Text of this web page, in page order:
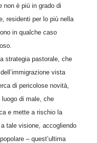
non è più in grado di
residenti per lo più nella
in qualche caso
strategia pastorale, che
vista
di pericolose novità,
di male, che
e mette a rischio la
tale visione, accogliendo
– quest’ultima